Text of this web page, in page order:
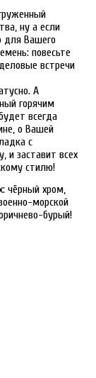
ну а если
для Вашего
повесьте
встречи
А
горячим
всегда
о Вашей
с
и заставит всех
стилю!
чёрный хром,
морской
бурый!